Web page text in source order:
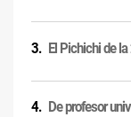
El Pichichi de
De profesor